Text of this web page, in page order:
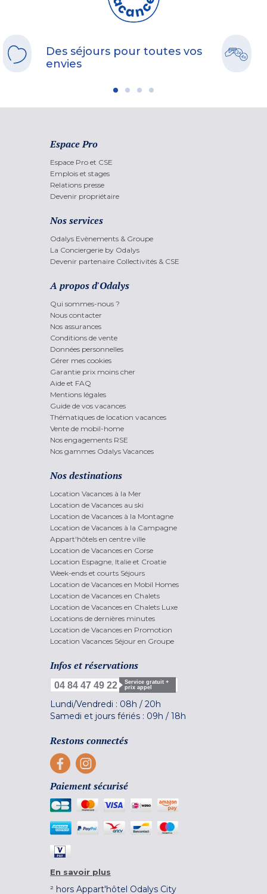
Des séjours pour toutes vos
envies
Espace Pro
Espace Pro et CSE
Emplois et stages
Relations presse
Devenir propriétaire
Nos services
Odalys Evènements & Groupe
La Conciergerie by Odalys
Devenir partenaire Collectivités & CSE
A propos d'Odalys
Qui sommes-nous ?
Nous contacter
Nos assurances
Conditions de vente
Données personnelles
Gérer mes cookies
Garantie prix moins cher
Aide et FAQ
Mentions légales
Guide de vos vacances
Thématiques de location vacances
Vente de mobil-home
Nos engagements RSE
Nos gammes Odalys Vacances
Nos destinations
Location Vacances à la Mer
Location de Vacances au ski
Location de Vacances à la Montagne
Location de Vacances à la Campagne
Appart'hôtels en centre ville
Location de Vacances en Corse
Location Espagne, Italie et Croatie
Week-ends et courts Séjours
Location de Vacances en Mobil Homes
Location de Vacances en Chalets
Location de Vacances en Chalets Luxe
Locations de dernières minutes
Location de Vacances en Promotion
Location Vacances Séjour en Groupe
Infos et réservations
04 84 47 49 22
Service gratuit +
prix appel
Lundi/Vendredi : 08h / 20h
Samedi et jours fériés : 09h / 18h
Restons connectés
Paiement sécurisé
En savoir plus
² hors Appart'hôtel Odalys City